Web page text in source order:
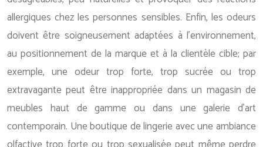
allergiques chez les personnes sensibles. Enfin, les odeurs
doivent être soigneusement adaptées à l’environnement,
au positionnement de la marque et à la clientèle cible; par
exemple, une odeur trop forte, trop sucrée ou trop
extravagante peut être inappropriée dans un magasin de
meubles haut de gamme ou dans une galerie d’art
contemporain. Une boutique de lingerie avec une ambiance